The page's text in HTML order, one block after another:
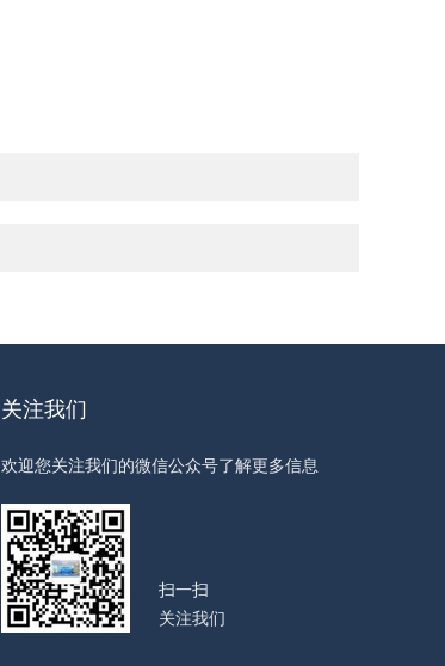
关注我们
欢迎您关注我们的微信公众号了解更多信息
扫一扫
关注我们